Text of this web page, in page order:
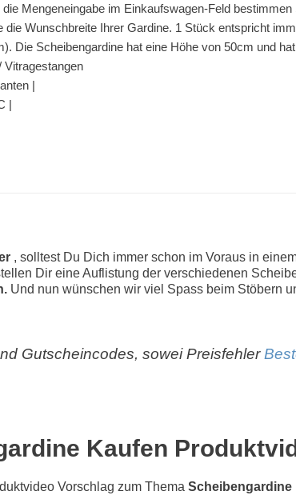
Mengeneingabe im Einkaufswagen-Feld
die Wunschbreite Ihrer Gardine. 1 Stück entspricht
Die Scheibengardine hat eine Höhe von 50cm und
Vitragestangen
|
|
, solltest Du Dich immer schon im Voraus in
Dir eine Auflistung der verschiedenen
Und nun wünschen wir viel Spass beim Stöbern
Gutscheincodes, sowei Preisfehler
Kaufen
Vorschlag zum Thema Scheibengardine